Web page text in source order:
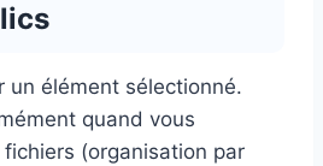
un élément sélectionné.
quand vous
(organisation par